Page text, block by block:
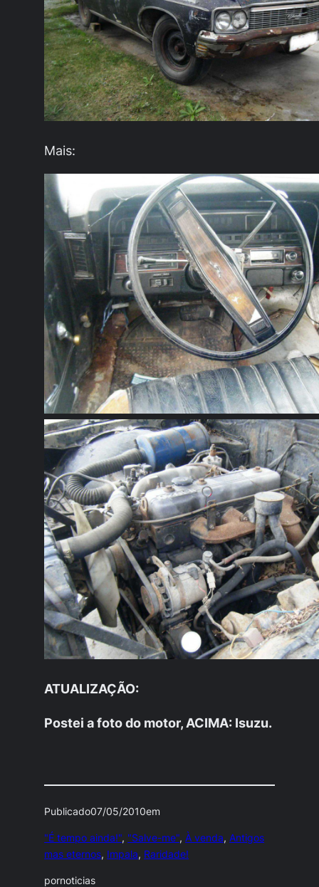
Mais:
ATUALIZAÇÃO:
Postei a foto do motor, ACIMA: Isuzu.
Publicado07/05/2010em
"É tempo ainda!", "Salve-me", À venda, Antigos
mas eternos, Impala, Raridade!
pornoticias